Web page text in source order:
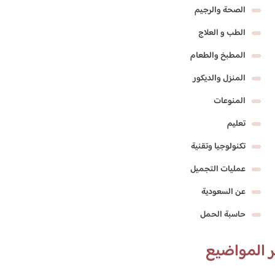
الصحة والرجيم
الطب و العلاج
المطبخ والطعام
المنزل والديكور
المنوعات
تعليم
تكنولوجيا وتقنية
عمليات التجميل
عن السعودية
حاسبة الحمل
المواضيع